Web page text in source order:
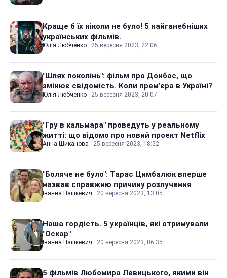
Краще б їх ніколи не було! 5 найганебніших
українських фільмів.
Юлія Любченко · 25 вересня 2023, 22:06
"Шлях поколінь": фільм про Донбас, що
змінює свідомість. Коли прем’єра в Україні?
Юлія Любченко · 25 вересня 2023, 20:07
"Гру в кальмара" проведуть у реальному
житті: що відомо про новий проект Netflix
Анна Шиканова · 25 вересня 2023, 18:52
"Боляче не було": Тарас Цимбалюк вперше
назвав справжню причину розлучення
Іванна Пашкевич · 20 вересня 2023, 13:05
Наша гордість. 5 українців, які отримували
"Оскар"
Іванна Пашкевич · 20 вересня 2023, 06:35
5 фільмів Любомира Левицького, якими він